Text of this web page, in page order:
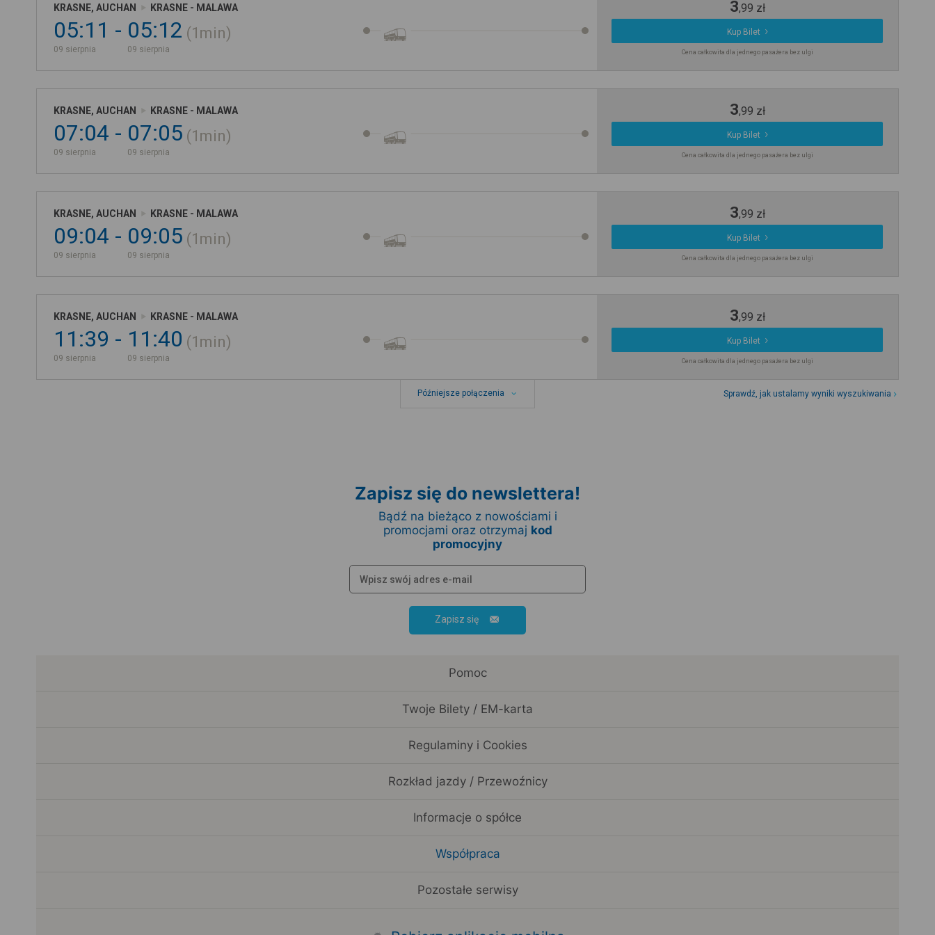
KRASNE, AUCHAN KRASNE - MALAWA
05:11
09 sierpnia
05:12
09 sierpnia
1min
3,99 zł
Kup Bilet
Cena całkowita dla jednego pasażera bez ulgi
KRASNE, AUCHAN KRASNE - MALAWA
07:04
09 sierpnia
07:05
09 sierpnia
1min
3,99 zł
Kup Bilet
Cena całkowita dla jednego pasażera bez ulgi
KRASNE, AUCHAN KRASNE - MALAWA
09:04
09 sierpnia
09:05
09 sierpnia
1min
3,99 zł
Kup Bilet
Cena całkowita dla jednego pasażera bez ulgi
KRASNE, AUCHAN KRASNE - MALAWA
11:39
09 sierpnia
11:40
09 sierpnia
1min
3,99 zł
Kup Bilet
Cena całkowita dla jednego pasażera bez ulgi
Późniejsze połączenia Sprawdź, jak ustalamy wyniki wyszukiwania
Zapisz się do newslettera!
Bądź na bieżąco z nowościami i
promocjami oraz otrzymaj kod
promocyjny
Zapisz się
Pomoc
Twoje Bilety / EM-karta
Regulaminy i Cookies
Rozkład jazdy / Przewoźnicy
Informacje o spółce
Współpraca
Pozostałe serwisy